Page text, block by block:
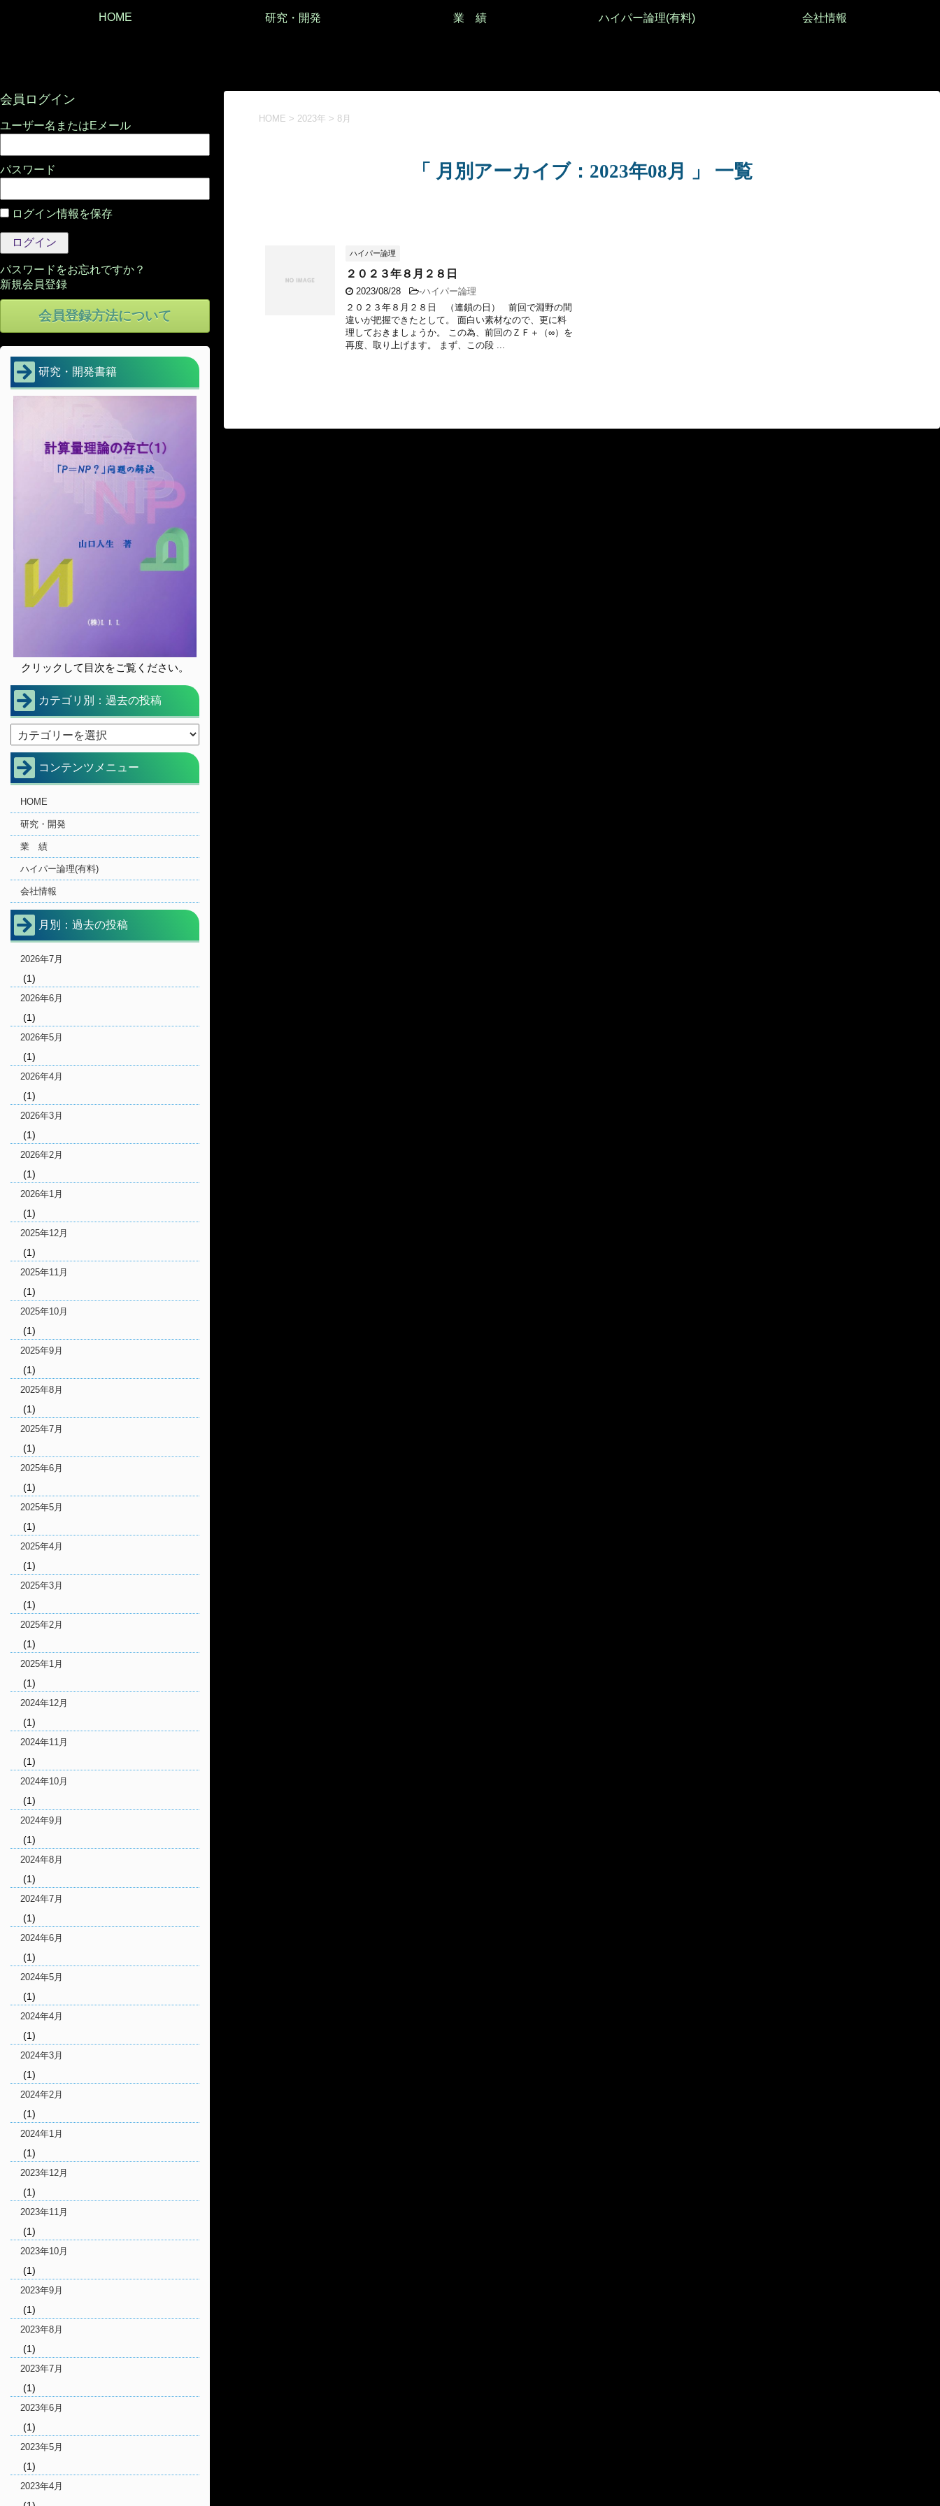
HOME 研究・開発 業 績 ハイパー論理(有料) 会社情報
HOME > 2023年 > 8月
「 月別アーカイブ：2023年08月 」 一覧
ハイパー論理
２０２３年８月２８日
2023/08/28 -ハイパー論理
２０２３年８月２８日 （連鎖の日） 前回で淵野の間
違いが把握できたとして。 面白い素材なので、更に料
理しておきましょうか。 この為、前回のＺＦ＋（∞）を
再度、取り上げます。 まず、この段 ...
会員ログイン
パスワード
ログイン情報を保存
パスワードをお忘れですか？
会員登録方法について
研究・開発書籍
クリックして目次をご覧ください。
カテゴリ別：過去の投稿
コンテンツメニュー
HOME
研究・開発
業 績
ハイパー論理(有料)
会社情報
月別：過去の投稿
2026年7月
(1)
2026年6月
(1)
2026年5月
(1)
2026年4月
(1)
2026年3月
(1)
2026年2月
(1)
2026年1月
(1)
2025年12月
(1)
2025年11月
(1)
2025年10月
(1)
2025年9月
(1)
2025年8月
(1)
2025年7月
(1)
2025年6月
(1)
2025年5月
(1)
2025年4月
(1)
2025年3月
(1)
2025年2月
(1)
2025年1月
(1)
2024年12月
(1)
2024年11月
(1)
2024年10月
(1)
2024年9月
(1)
2024年8月
(1)
2024年7月
(1)
2024年6月
(1)
2024年5月
(1)
2024年4月
(1)
2024年3月
(1)
2024年2月
(1)
2024年1月
(1)
2023年12月
(1)
2023年11月
(1)
2023年10月
(1)
2023年9月
(1)
2023年8月
(1)
2023年7月
(1)
2023年6月
(1)
2023年5月
(1)
2023年4月